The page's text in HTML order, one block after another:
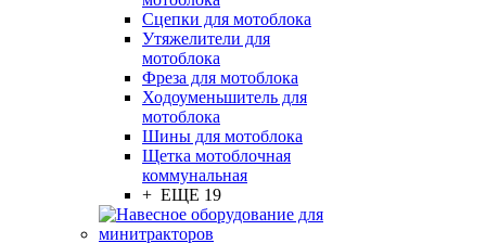
Сцепки для мотоблока
Утяжелители для
мотоблока
Фреза для мотоблока
Ходоуменьшитель для
мотоблока
Шины для мотоблока
Щетка мотоблочная
коммунальная
+ ЕЩЕ 19